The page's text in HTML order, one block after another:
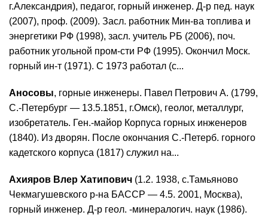
г.Александрия), педагог, горный инженер. Д-р пед. наук
(2007), проф. (2009). Засл. работник Мин-ва топлива и
энергетики РФ (1998), засл. учитель РБ (2006), поч.
работник угольной пром-сти РФ (1995). Окончил Моск.
горный ин-т (1971). С 1973 работал (с...
Аносовы, горные инженеры. Павел Петрович А. (1799,
С.-Петербург — 13.5.1851, г.Омск), геолог, металлург,
изобретатель. Ген.-майор Корпуса горных инженеров
(1840). Из дворян. После окончания С.-Петерб. горного
кадетского корпуса (1817) служил на...
Ахияров Влер Хатипович (1.2. 1938, с.Тамьяново
Чекмагушевского р-на БАССР — 4.5. 2001, Москва),
горный инженер. Д-р геол. -минералогич. наук (1986).